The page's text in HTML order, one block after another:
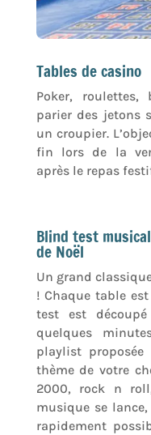
Tables de casino
Poker,
parier des jetons
un croupier.
fin lors de la
après le repas
Blind test
de Noël
Un grand
! Chaque table
test est
quelques
playlist
thème de votre
2000, rock n
musique se
rapidement